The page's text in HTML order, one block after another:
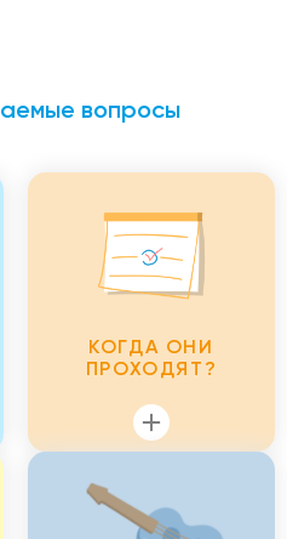
вопросы
КОГДА ОНИ
ПРОХОДЯТ?